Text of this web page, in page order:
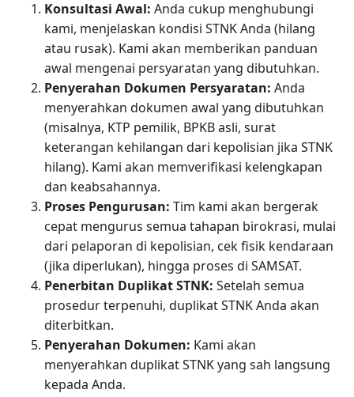
Konsultasi Awal: Anda cukup menghubungi
kami, menjelaskan kondisi STNK Anda (hilang
atau rusak). Kami akan memberikan panduan
awal mengenai persyaratan yang dibutuhkan.
Penyerahan Dokumen Persyaratan: Anda
menyerahkan dokumen awal yang dibutuhkan
(misalnya, KTP pemilik, BPKB asli, surat
keterangan kehilangan dari kepolisian jika STNK
hilang). Kami akan memverifikasi kelengkapan
dan keabsahannya.
Proses Pengurusan: Tim kami akan bergerak
cepat mengurus semua tahapan birokrasi, mulai
dari pelaporan di kepolisian, cek fisik kendaraan
(jika diperlukan), hingga proses di SAMSAT.
Penerbitan Duplikat STNK: Setelah semua
prosedur terpenuhi, duplikat STNK Anda akan
diterbitkan.
Penyerahan Dokumen: Kami akan
menyerahkan duplikat STNK yang sah langsung
kepada Anda.